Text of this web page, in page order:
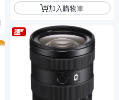
加入購物車